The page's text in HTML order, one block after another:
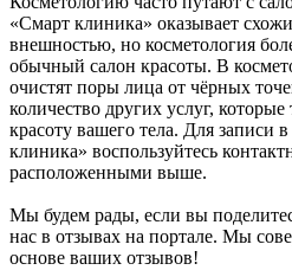
«Смарт клиника» оказывает
внешностью, но косметология
обычный салон красоты. В
очистят поры лица от чёрных
количество других услуг,
красоту вашего тела. Для записи
клиника» воспользуйтесь
расположенными выше.
Мы будем рады, если вы
нас в отзывах на портале. Мы
основе ваших отзывов!